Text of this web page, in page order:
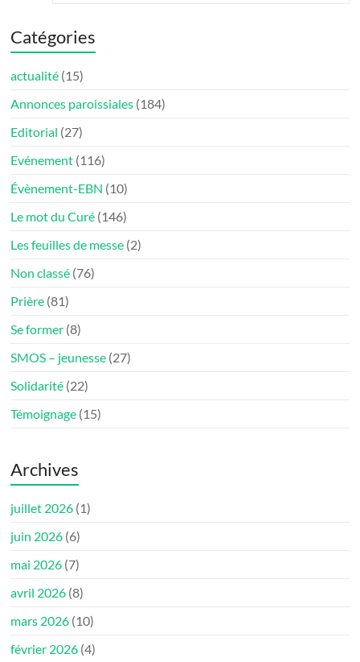
Catégories
actualité (15)
Annonces paroissiales (184)
Editorial (27)
Evénement (116)
Évènement-EBN (10)
Le mot du Curé (146)
Les feuilles de messe (2)
Non classé (76)
Prière (81)
Se former (8)
SMOS – jeunesse (27)
Solidarité (22)
Témoignage (15)
Archives
juillet 2026 (1)
juin 2026 (6)
mai 2026 (7)
avril 2026 (8)
mars 2026 (10)
février 2026 (4)